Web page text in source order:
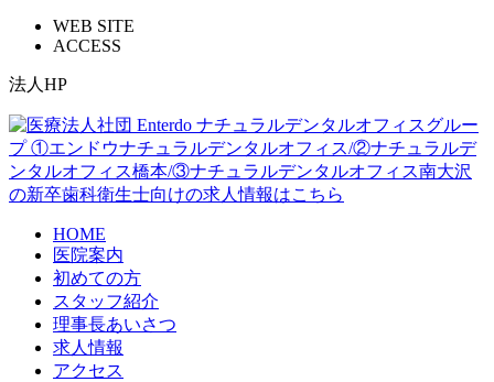
WEB SITE
ACCESS
法人HP
HOME
医院案内
初めての方
スタッフ紹介
理事長あいさつ
求人情報
アクセス